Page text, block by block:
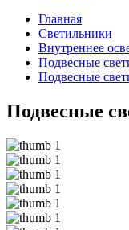
Главная
Светильники
Внутреннее
Подвесные
Подвесные
Подвесные